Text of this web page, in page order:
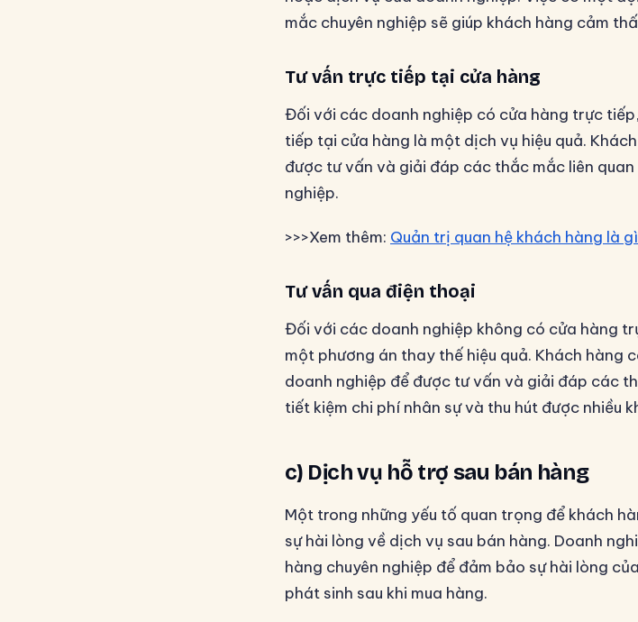
mắc chuyên nghiệp sẽ giúp khách hàng cảm
Tư vấn trực tiếp tại cửa hàng
Đối với các doanh nghiệp có cửa hàng trực
tiếp tại cửa hàng là một dịch vụ hiệu quả.
được tư vấn và giải đáp các thắc mắc liên
nghiệp.
>>>Xem thêm: Quản trị quan hệ khách hàng là
Tư vấn qua điện thoại
Đối với các doanh nghiệp không có cửa hàng
một phương án thay thế hiệu quả. Khách hàng
doanh nghiệp để được tư vấn và giải đáp các
tiết kiệm chi phí nhân sự và thu hút được nhiều
c) Dịch vụ hỗ trợ sau bán hàng
Một trong những yếu tố quan trọng để khách
sự hài lòng về dịch vụ sau bán hàng. Doanh
hàng chuyên nghiệp để đảm bảo sự hài lòng
phát sinh sau khi mua hàng.